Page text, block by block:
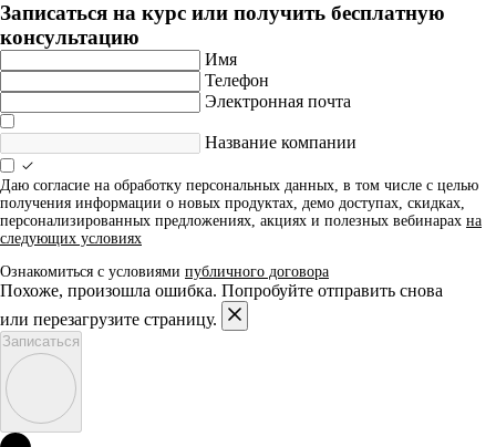
Записаться на курс или получить бесплатную
консультацию
Имя
Телефон
Электронная почта
Название компании
Даю согласие на обработку персональных данных, в том числе с целью
получения информации о новых продуктах, демо доступах, скидках,
персонализированных предложениях, акциях и полезных вебинарах на
следующих условиях
Ознакомиться с условиями публичного договора
Похоже, произошла ошибка. Попробуйте отправить снова
или перезагрузите страницу.
Записаться